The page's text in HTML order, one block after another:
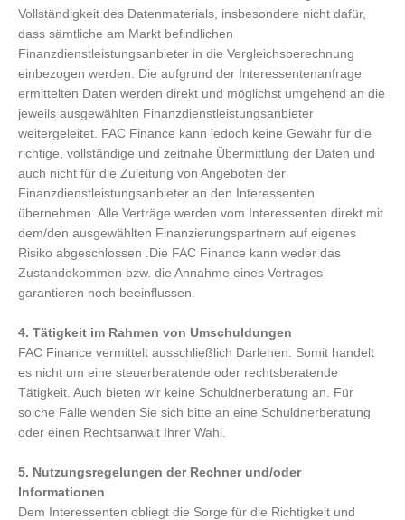
Vollständigkeit des Datenmaterials, insbesondere nicht dafür,
dass sämtliche am Markt befindlichen
Finanzdienstleistungsanbieter in die Vergleichsberechnung
einbezogen werden. Die aufgrund der Interessentenanfrage
ermittelten Daten werden direkt und möglichst umgehend an die
jeweils ausgewählten Finanzdienstleistungsanbieter
weitergeleitet. FAC Finance kann jedoch keine Gewähr für die
richtige, vollständige und zeitnahe Übermittlung der Daten und
auch nicht für die Zuleitung von Angeboten der
Finanzdienstleistungsanbieter an den Interessenten
übernehmen. Alle Verträge werden vom Interessenten direkt mit
dem/den ausgewählten Finanzierungspartnern auf eigenes
Risiko abgeschlossen .Die FAC Finance kann weder das
Zustandekommen bzw. die Annahme eines Vertrages
garantieren noch beeinflussen.
4. Tätigkeit im Rahmen von Umschuldungen
FAC Finance vermittelt ausschließlich Darlehen. Somit handelt
es nicht um eine steuerberatende oder rechtsberatende
Tätigkeit. Auch bieten wir keine Schuldnerberatung an. Für
solche Fälle wenden Sie sich bitte an eine Schuldnerberatung
oder einen Rechtsanwalt Ihrer Wahl.
5. Nutzungsregelungen der Rechner und/oder
Informationen
Dem Interessenten obliegt die Sorge für die Richtigkeit und